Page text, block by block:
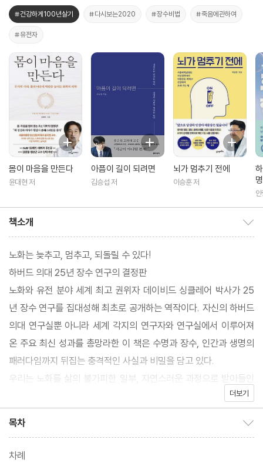
#건강하게100년살기 #다시보는2020 #장수비법 #죽음에관하여
#유전자
몸이 마음을 만든다
윤대현 저
아픔이 길이 되려면
김승섭 저
뇌가 멈추기 전에
이승훈 저
명
책소개
노화는 늦추고, 멈추고, 되돌릴 수 있다!
하버드 의대 25년 장수 연구의 결정판
노화와 유전 분야 세계 최고 권위자 데이비드 싱클레어 박사가 25
년 장수 연구를 집대성해 최초로 공개하는 역작이다. 자신의 하버드
의대 연구실뿐 아니라 세계 각지의 연구자와 연구실에서 이루어져
온 주요 최신 성과를 총망라한 이 책은 수명과 장수, 인간과 생명의
패러다임까지 뒤집는 충격적인 사실과 비밀을 담고 있다.
우리는 노화를 삶의 불가피한 일부, 자연스러운 과정으로 받아들인
다. 그래서 늙어 감을 부정하는 것은 자연을 거스르는 일, 인간 본성
틀렸다고 말한다. “노화는 정상이 아니라 질병이며, 이 병은 치료 가
능하다”는 것이다. “지연하고 중단하고 역전시킬 수“ 있으며 “노화
더보기
목차
차례